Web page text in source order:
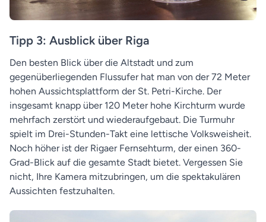
Tipp 3: Ausblick über Riga
Den besten Blick über die Altstadt und zum
gegenüberliegenden Flussufer hat man von der 72 Meter
hohen Aussichtsplattform der St. Petri-Kirche. Der
insgesamt knapp über 120 Meter hohe Kirchturm wurde
mehrfach zerstört und wiederaufgebaut. Die Turmuhr
spielt im Drei-Stunden-Takt eine lettische Volksweisheit.
Noch höher ist der Rigaer Fernsehturm, der einen 360-
Grad-Blick auf die gesamte Stadt bietet. Vergessen Sie
nicht, Ihre Kamera mitzubringen, um die spektakulären
Aussichten festzuhalten.